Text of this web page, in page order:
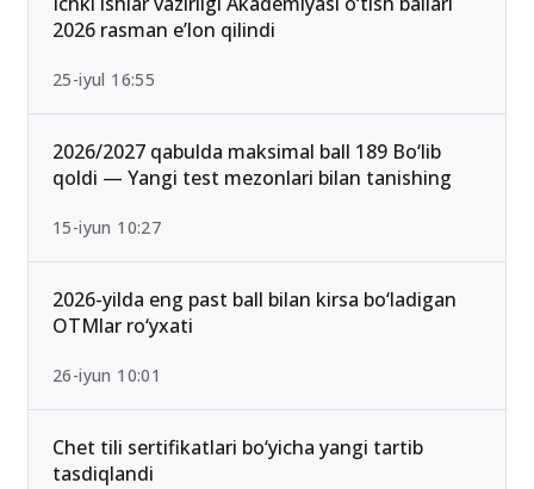
13-iyun 00:02
Ichki ishlar vazirligi Akademiyasi o‘tish ballari
2026 rasman e’lon qilindi
25-iyul 16:55
2026/2027 qabulda maksimal ball 189 Bo‘lib
qoldi — Yangi test mezonlari bilan tanishing
15-iyun 10:27
2026-yilda eng past ball bilan kirsa bo‘ladigan
OTMlar ro‘yxati
26-iyun 10:01